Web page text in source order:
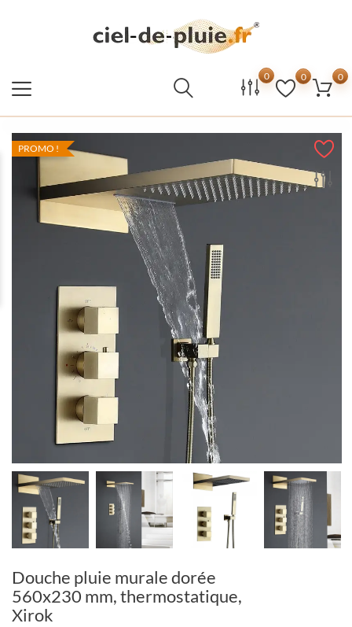
0
0
0
PROMO !
Douche pluie murale dorée
560x230 mm, thermostatique,
Xirok